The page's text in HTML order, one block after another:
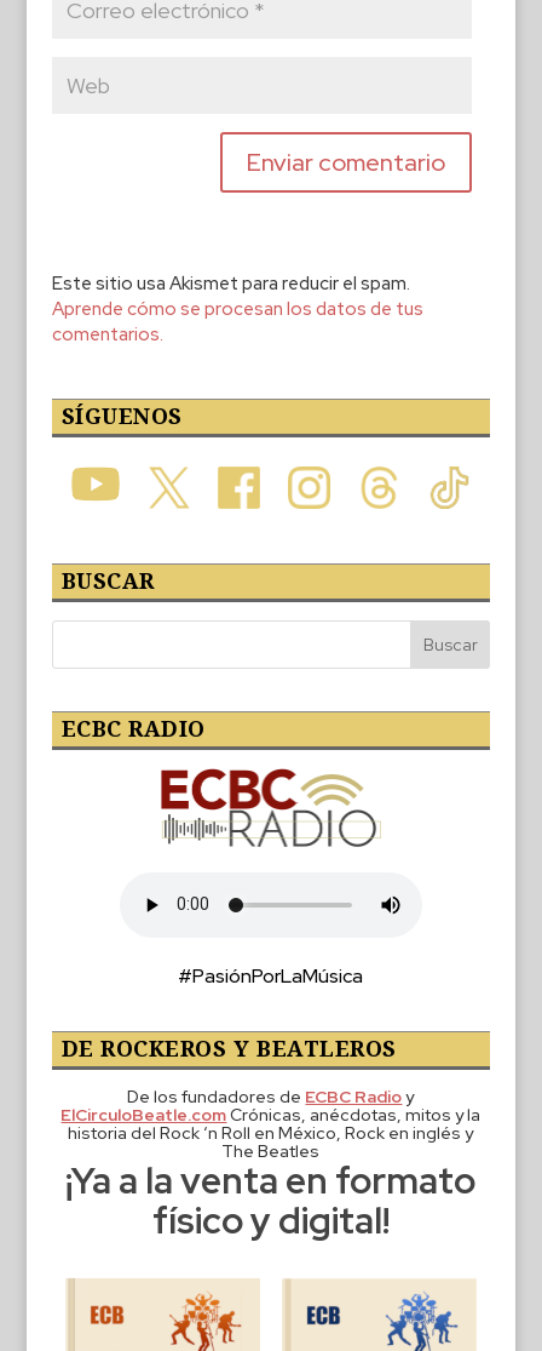
Este sitio usa Akismet para reducir el spam.
Aprende cómo se procesan los datos de tus
comentarios.
SÍGUENOS
BUSCAR
ECBC RADIO
#PasiónPorLaMúsica
DE ROCKEROS Y BEATLEROS
De los fundadores de ECBC Radioy
ElCirculoBeatle.comCrónicas, anécdotas, mitos y la
historia del Rock ‘n Roll en México, Rock en inglés y
The Beatles
¡Ya a la venta en formato
físico y digital!